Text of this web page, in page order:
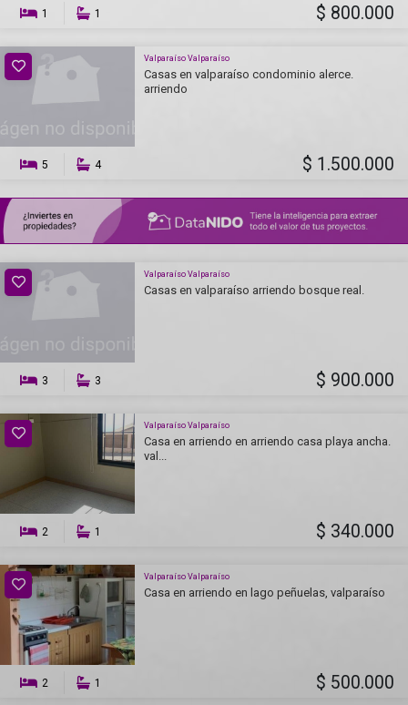
1 1 $ 800.000
Valparaíso Valparaíso
Casas en valparaíso condominio alerce.
arriendo
5 4 $ 1.500.000
Valparaíso Valparaíso
Casas en valparaíso arriendo bosque real.
3 3 $ 900.000
Valparaíso Valparaíso
Casa en arriendo en arriendo casa playa ancha.
val...
2 1 $ 340.000
Valparaíso Valparaíso
Casa en arriendo en lago peñuelas, valparaíso
2 1 $ 500.000